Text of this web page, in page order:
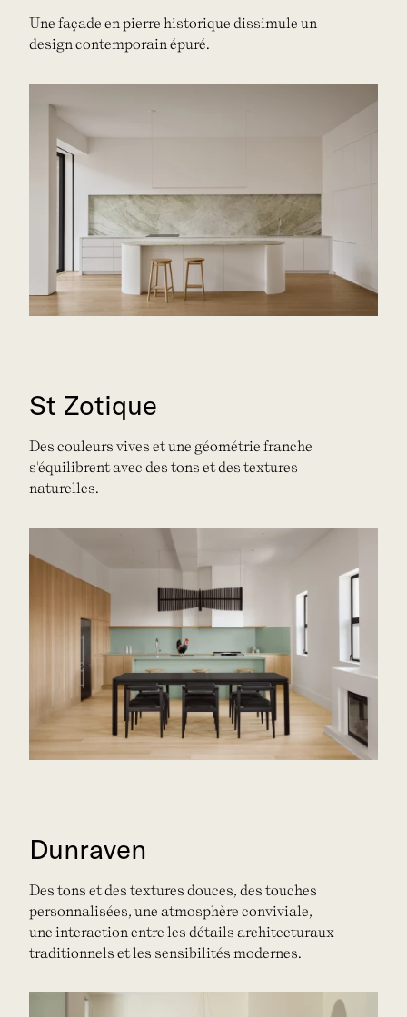
Une façade en pierre historique dissimule un
design contemporain épuré.
St Zotique
Des couleurs vives et une géométrie franche
s'équilibrent avec des tons et des textures
naturelles.
Dunraven
Des tons et des textures douces, des touches
personnalisées, une atmosphère conviviale,
une interaction entre les détails architecturaux
traditionnels et les sensibilités modernes.